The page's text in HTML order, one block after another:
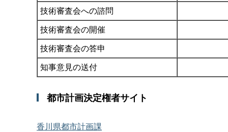
技術審査会への諮問
技術審査会の開催
技術審査会の答申
知事意見の送付
都市計画決定権者サイト
香川県都市計画課